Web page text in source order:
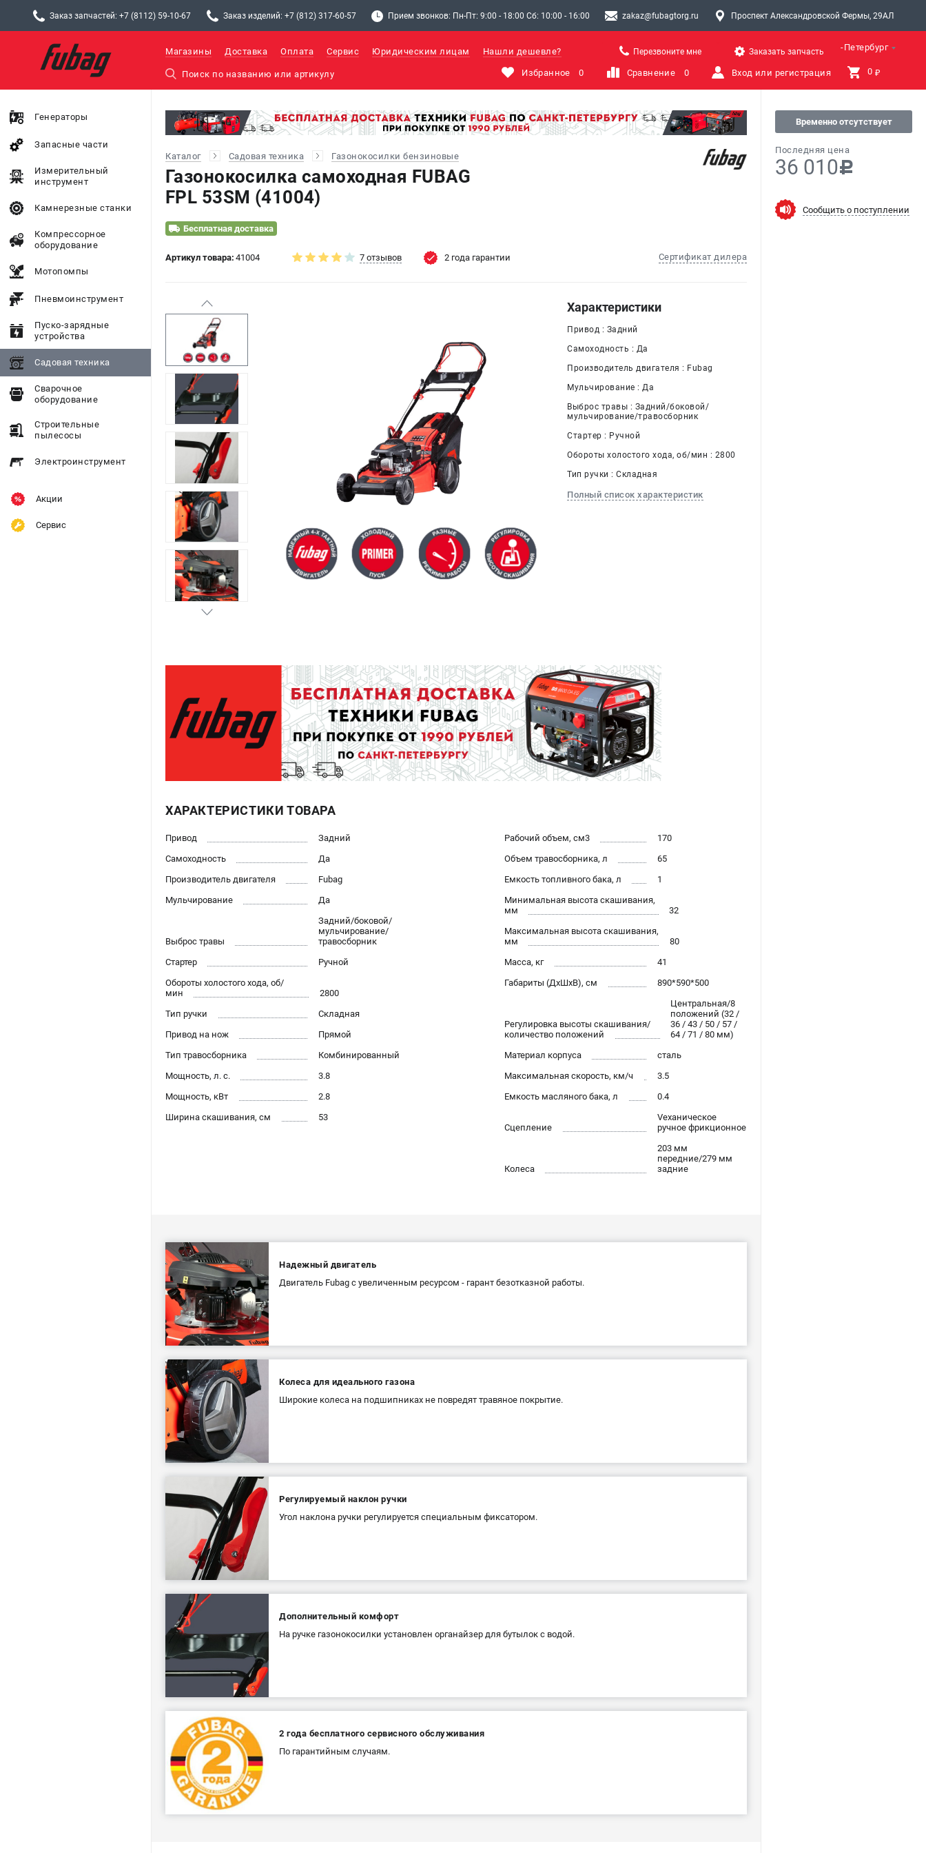
Заказ запчастей: +7 (8112) 59-10-67 Заказ изделий: +7 (812) 317-60-57 Прием звонков: Пн-Пт: 9:00 - 18:00 Сб: 10:00 - 16:00 zakaz@fubagtorg.ru Проспект Александровской Фермы, 29АЛ
Санкт-Петербург
Магазины Доставка Оплата Сервис Юридическим лицам Нашли дешевле? Перезвоните мне Заказать запчасть
Избранное 0 Сравнение 0 Вход или регистрация 0 ₽
Генераторы
Запасные части
Измерительный
инструмент
Камнерезные станки
Компрессорное
оборудование
Мотопомпы
Пневмоинструмент
Пуско-зарядные
устройства
Садовая техника
Сварочное
оборудование
Строительные
пылесосы
Электроинструмент
Акции
Сервис
Каталог Садовая техника Газонокосилки бензиновые
Газонокосилка самоходная FUBAG
FPL 53SM (41004)
Бесплатная доставка
Артикул товара: 41004 7 отзывов Сертификат дилера
2 года гарантии
Временно отсутствует
Последняя цена
36 010c
Сообщить о поступлении
Характеристики
Привод : Задний
Самоходность : Да
Производитель двигателя : Fubag
Мульчирование : Да
Выброс травы : Задний/боковой/
мульчирование/травосборник
Стартер : Ручной
Обороты холостого хода, об/мин : 2800
Тип ручки : Складная
Полный список характеристик
ХАРАКТЕРИСТИКИ ТОВАРА
Привод
Задний
Самоходность
Да
Производитель двигателя
Fubag
Мульчирование
Да
Выброс травы
Задний/боковой/
мульчирование/
травосборник
Стартер
Ручной
Обороты холостого хода, об/
мин
2800
Тип ручки
Складная
Привод на нож
Прямой
Тип травосборника
Комбинированный
Мощность, л. с.
3.8
Мощность, кВт
2.8
Ширина скашивания, см
53
Рабочий объем, см3
170
Объем травосборника, л
65
Емкость топливного бака, л
1
Минимальная высота скашивания,
мм
32
Максимальная высота скашивания,
мм
80
Масса, кг
41
Габариты (ДхШхВ), см
890*590*500
Регулировка высоты скашивания/
количество положений
Центральная/8
положений (32 /
36 / 43 / 50 / 57 /
64 / 71 / 80 мм)
Материал корпуса
сталь
Максимальная скорость, км/ч
3.5
Емкость масляного бака, л
0.4
Сцепление
Vеханическое
ручное фрикционное
Колеса
203 мм
передние/279 мм
задние
Надежный двигатель
Двигатель Fubag с увеличенным ресурсом - гарант безотказной работы.
Колеса для идеального газона
Широкие колеса на подшипниках не повредят травяное покрытие.
Регулируемый наклон ручки
Угол наклона ручки регулируется специальным фиксатором.
Дополнительный комфорт
На ручке газонокосилки установлен органайзер для бутылок с водой.
2 года бесплатного сервисного обслуживания
По гарантийным случаям.